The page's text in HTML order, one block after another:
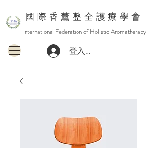
國 際 香 薰 整 全 護 療 學 會
International Federation of Holistic Aromatherapy
登入或註冊會員